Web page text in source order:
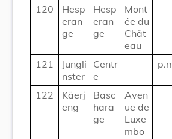
120
Hesp
eran
ge
Hesp
eran
ge
Mont
ée du
Chât
eau
121
Jungli
nster
Centr
e
122
Käerj
eng
Basc
hara
ge
Aven
ue de
Luxe
mbo